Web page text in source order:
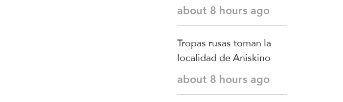
about 8 hours ago
Tropas rusas toman la
localidad de Aniskino
about 8 hours ago